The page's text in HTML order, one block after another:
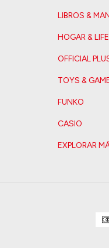
LIBROS &
HOGAR &
OFFICIAL
TOYS &
FUNKO
CASIO
EXPLORAR